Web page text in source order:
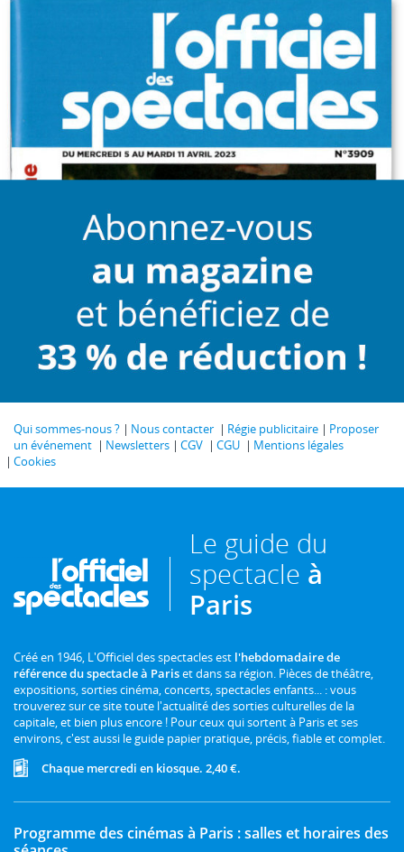
Qui sommes-nous ? Nous contacter Régie publicitaire
Proposer
un événement
Newsletters CGV CGU
Mentions légales
Cookies
Le guide du
spectacle à
Paris
Créé en 1946, L'Officiel des spectacles est l'hebdomadaire de
référence du spectacle à Pariset dans sa région. Pièces de théâtre,
expositions, sorties cinéma, concerts, spectacles enfants... : vous
trouverez sur ce site toute l'actualité des sorties culturelles de la
capitale, et bien plus encore ! Pour ceux qui sortent à Paris et ses
environs, c'est aussi le guide papier pratique, précis, fiable et complet.
Chaque mercredi en kiosque. 2,40 €.
Programme des cinémas à Paris : salles et horaires des